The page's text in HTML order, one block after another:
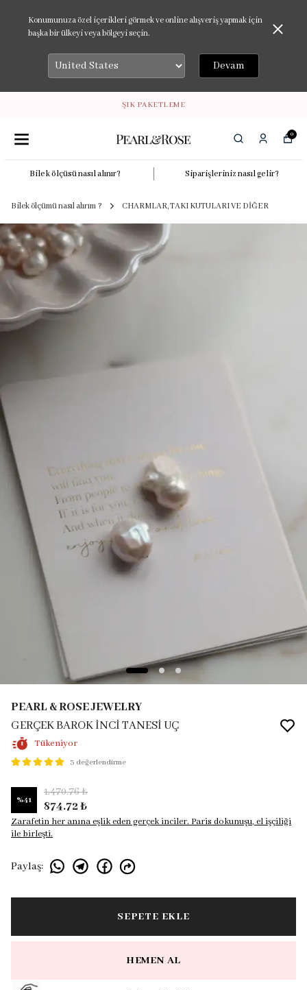
Konumunuza özel içerikleri görmek ve online alışveriş yapmak için
başka bir ülkeyi veya bölgeyi seçin.
Devam
ŞIK PAKETLEME
0
Bilek ölçüsü nasıl alınır? Siparişleriniz nasıl gelir?
Bilek ölçümü nasıl alırım ? CHARMLAR, TAKI KUTULARI VE DİĞER
PEARL & ROSE JEWELRY
GERÇEK BAROK İNCİ TANESİ UÇ
Tükeniyor
3 değerlendirme
%41
1,470.76 ₺
874.72 ₺
Zarafetin her anına eşlik eden gerçek inciler. Paris dokunuşu, el işçiliği
ile birleşti.
Paylaş:
SEPETE EKLE
HEMEN AL